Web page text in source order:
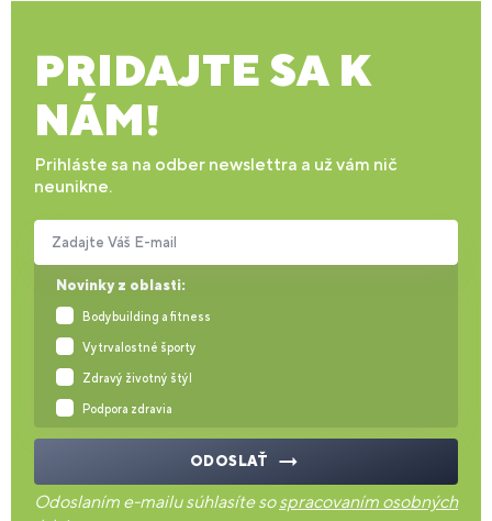
PRIDAJTE SA K
NÁM!
Prihláste sa na odber newslettra a už vám nič
neunikne.
Novinky z oblasti:
Bodybuilding a fitness
Vytrvalostné športy
Zdravý životný štýl
Podpora zdravia
Zadajte Váš E-mail
ODOSLAŤ
Odoslaním e-mailu súhlasíte sospracovaním osobných